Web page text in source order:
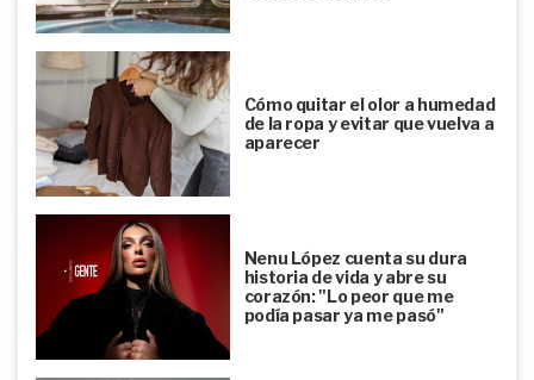
Cómo quitar el olor a humedad
de la ropa y evitar que vuelva a
aparecer
Nenu López cuenta su dura
historia de vida y abre su
corazón: "Lo peor que me
podía pasar ya me pasó"